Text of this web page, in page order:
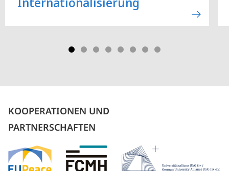
KOOPERATIONEN UND
PARTNERSCHAFTEN